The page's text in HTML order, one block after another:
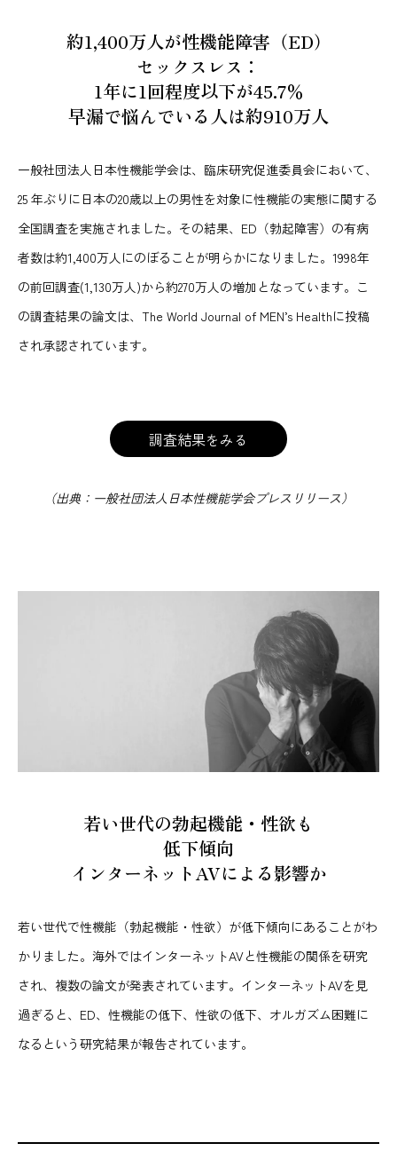
約1,400万人が性機能障害（ED）
セックスレス：
1年に1回程度以下が45.7％
早漏で悩んでいる人は約910万人
一般社団法人日本性機能学会は、臨床研究促進委員会において、
25 年ぶりに日本の20歳以上の男性を対象に性機能の実態に関する
全国調査を実施されました。その結果、ED（勃起障害）の有病
者数は約1,400万人にのぼることが明らかになりました。1998年
の前回調査(1,130万人)から約270万人の増加となっています。こ
の調査結果の論文は、The World Journal of MEN’s Healthに投稿
され承認されています。
調査結果をみる
（出典：一般社団法人日本性機能学会プレスリリース）
若い世代の勃起機能・性欲も
低下傾向
インターネットAVによる影響か
若い世代で性機能（勃起機能・性欲）が低下傾向にあることがわ
かりました。海外ではインターネットAVと性機能の関係を研究
され、複数の論文が発表されています。インターネットAVを見
過ぎると、ED、性機能の低下、性欲の低下、オルガズム困難に
なるという研究結果が報告されています。